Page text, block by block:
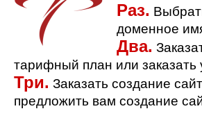
Раз.
доменное
Два.
тарифный план или заказать
Три. Заказать создание
предложить вам создание